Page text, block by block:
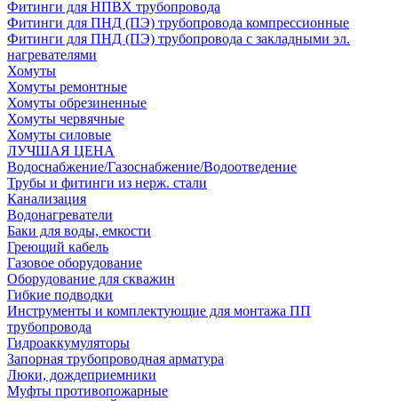
Фитинги для НПВХ трубопровода
Фитинги для ПНД (ПЭ) трубопровода компрессионные
Фитинги для ПНД (ПЭ) трубопровода с закладными эл.
нагревателями
Хомуты
Хомуты ремонтные
Хомуты обрезиненные
Хомуты червячные
Хомуты силовые
ЛУЧШАЯ ЦЕНА
Водоснабжение/Газоснабжение/Водоотведение
Трубы и фитинги из нерж. стали
Канализация
Водонагреватели
Баки для воды, емкости
Греющий кабель
Газовое оборудование
Оборудование для скважин
Гибкие подводки
Инструменты и комплектующие для монтажа ПП
трубопровода
Гидроаккумуляторы
Запорная трубопроводная арматура
Люки, дождеприемники
Муфты противопожарные